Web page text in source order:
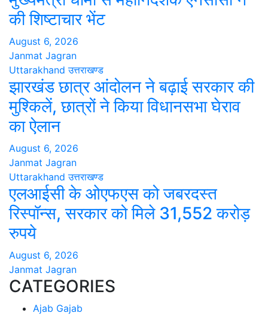
की शिष्टाचार भेंट
August 6, 2026
Janmat Jagran
Uttarakhand उत्तराखण्ड
झारखंड छात्र आंदोलन ने बढ़ाई सरकार की
मुश्किलें, छात्रों ने किया विधानसभा घेराव
का ऐलान
August 6, 2026
Janmat Jagran
Uttarakhand उत्तराखण्ड
एलआईसी के ओएफएस को जबरदस्त
रिस्पॉन्स, सरकार को मिले 31,552 करोड़
रुपये
August 6, 2026
Janmat Jagran
CATEGORIES
Ajab Gajab